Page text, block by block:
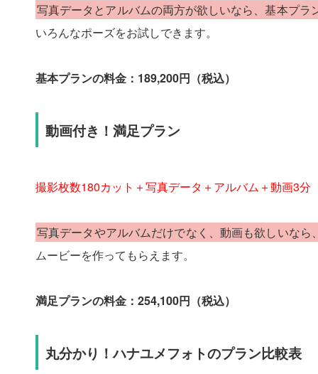
写真データとアルバムの両方が欲しいなら、基本プラ
いろんなポーズをお試しできます。
基本プランの料金：189,200円（税込）
動画付き！満足プラン
撮影枚数180カット＋写真データ＋アルバム＋動画3分
写真データやアルバムだけでなく、動画も欲しいなら
ムービーを作ってもらえます。
満足プランの料金：254,100円（税込）
丸分かり！ハナユメフォトのプラン比較表